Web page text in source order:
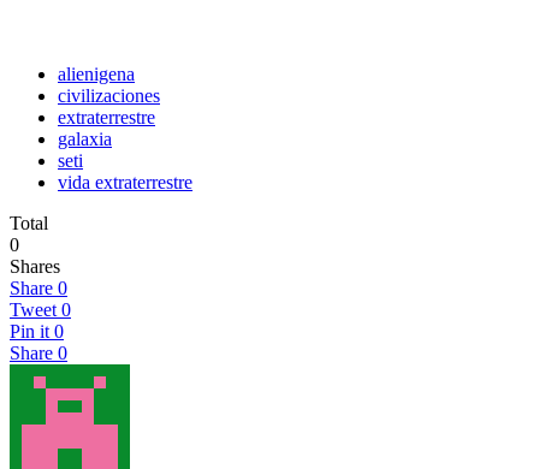
alienigena
civilizaciones
extraterrestre
galaxia
seti
vida extraterrestre
Total
0
Shares
Share 0
Tweet 0
Pin it 0
Share 0